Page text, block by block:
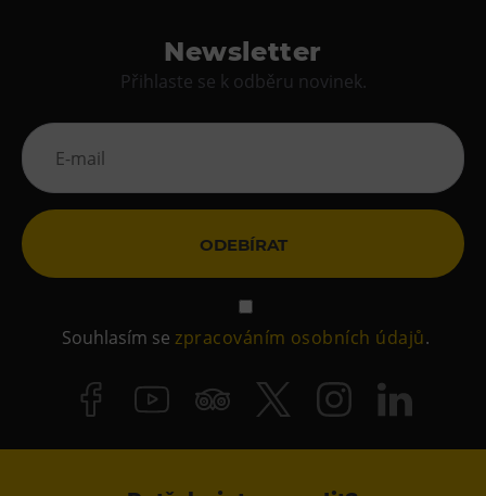
Kroužky pro děti
Výjezdní akce
Newsletter
Přihlaste se k odběru novinek.
ODEBÍRAT
Souhlasím sezpracováním osobních údajů.